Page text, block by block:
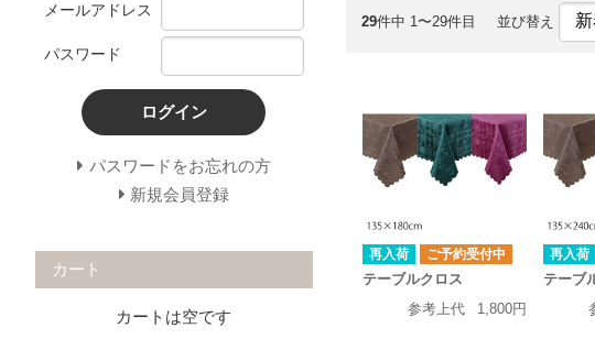
29件中 1〜29件目 並び替え
再入荷 ご予約受付中
テーブルクロス
参考上代
1,800円
再入荷
テーブ
メールアドレス
パスワード
ログイン
パスワードをお忘れの方
新規会員登録
カート
カートは空です